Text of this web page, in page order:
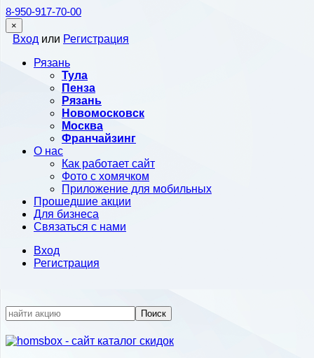
8-950-917-70-00
×
Вход или Регистрация
Рязань
Тула
Пенза
Рязань
Новомосковск
Москва
Франчайзинг
О нас
Как работает сайт
Фото с хомячком
Приложение для мобильных
Прошедшие акции
Для бизнеса
Связаться с нами
Вход
Регистрация
Поиск